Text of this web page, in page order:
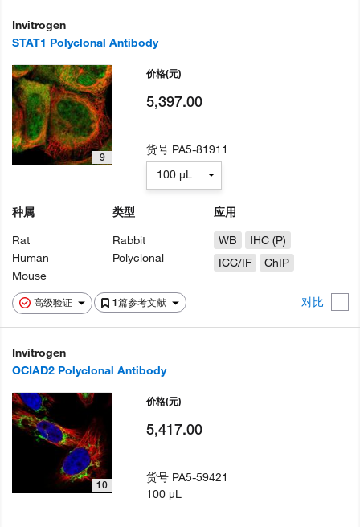
Invitrogen
STAT1 Polyclonal Antibody
高级验证 1篇参考文献 对比
9
种属
Rat
Human
Mouse
类型
Rabbit
Polyclonal
应用
WB
IHC (P)
ICC/IF
ChIP
价格(元)
5,397.00
货号 PA5-81911
100 µL
Invitrogen
OCIAD2 Polyclonal Antibody
10
价格(元)
5,417.00
货号 PA5-59421
100 µL